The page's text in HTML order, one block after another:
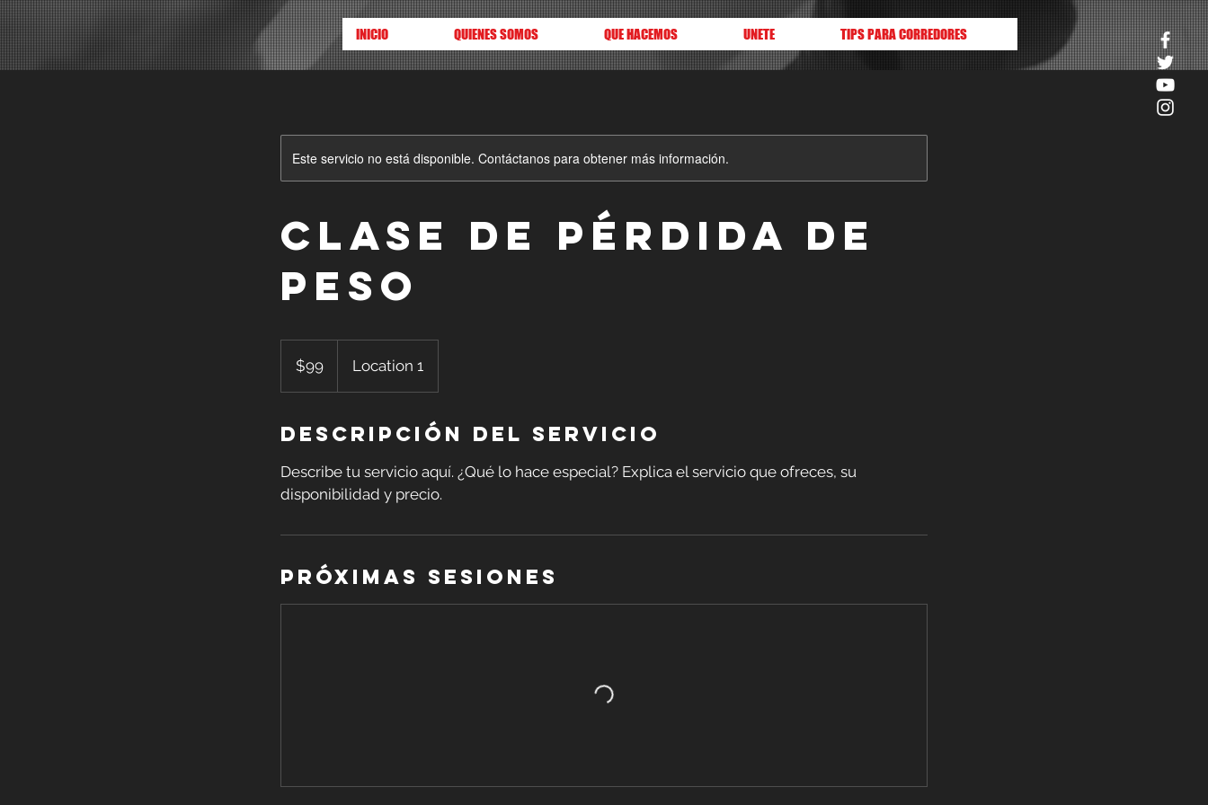
INICIO QUIENES SOMOS QUE HACEMOS UNETE TIPS PARA CORREDORES
Este servicio no está disponible. Contáctanos para obtener más información.
Clase de pérdida de
peso
estadounidenses
$99 Location 1
Descripción del servicio
Describe tu servicio aquí. ¿Qué lo hace especial? Explica el servicio que ofreces, su
disponibilidad y precio.
Próximas sesiones